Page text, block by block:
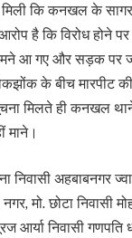
कि कनखल के
है कि विरोध होने
आ गए और सड़क पर
के बीच मारपीट
मिलते ही कनखल
माने।
अहबाबनगर
नगर, मो. छोटा
आर्या निवासी